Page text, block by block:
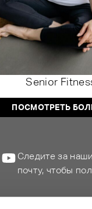
Senior
ПОСМОТРЕТЬ
Следите за
почту, чтобы